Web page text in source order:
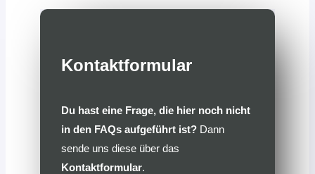
Kontaktformular
Du hast eine Frage, die hier noch nicht
in den FAQs aufgeführt ist? Dann
sende uns diese über das
Kontaktformular.